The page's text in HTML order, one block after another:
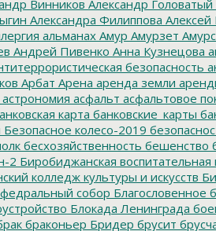
Винников Александр Головатый
Александра Филиппова Алексей
альманах Амур Амурзет
Андрей Пивенко Анна Кузнецова
безопасность
Арбат Арена аренда земли
астрономия асфальт асфальтовое
карта банковские_карты
Безопасное колесо-2019
бесхозяйственность бешенство
2 Биробиджанская воспитательная
колледж культуры и искусств
собор Благословенное
Блокада Ленинграда
браконьер Бридер брусит